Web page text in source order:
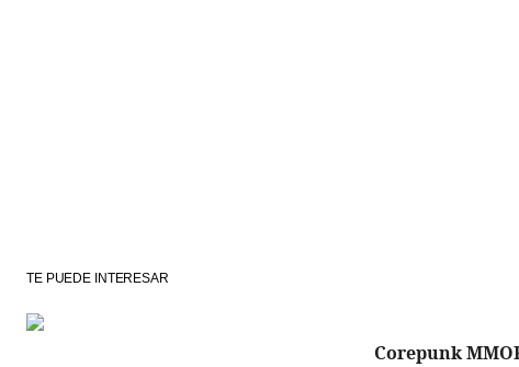
TE PUEDE INTERESAR
Corepunk